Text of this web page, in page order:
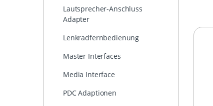
Lautsprecher-Anschluss
Adapter
Lenkradfernbedienung
Master Interfaces
Media Interface
PDC Adaptionen